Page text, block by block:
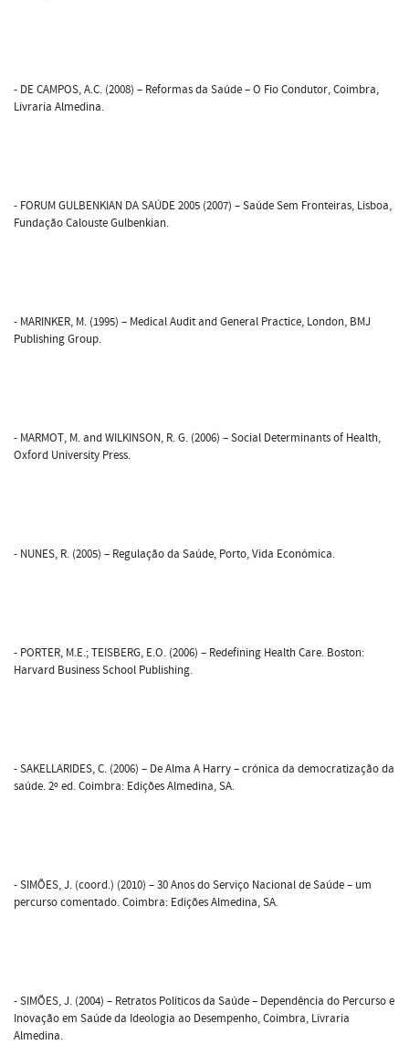
- DE CAMPOS, A.C. (2008) – Reformas da Saúde – O Fio Condutor, Coimbra,
Livraria Almedina.
- FORUM GULBENKIAN DA SAÚDE 2005 (2007) – Saúde Sem Fronteiras, Lisboa,
Fundação Calouste Gulbenkian.
- MARINKER, M. (1995) – Medical Audit and General Practice, London, BMJ
Publishing Group.
- MARMOT, M. and WILKINSON, R. G. (2006) – Social Determinants of Health,
Oxford University Press.
- NUNES, R. (2005) – Regulação da Saúde, Porto, Vida Económica.
- PORTER, M.E.; TEISBERG, E.O. (2006) – Redefining Health Care. Boston:
Harvard Business School Publishing.
- SAKELLARIDES, C. (2006) – De Alma A Harry – crónica da democratização da
saúde. 2º ed. Coimbra: Edições Almedina, SA.
- SIMÕES, J. (coord.) (2010) – 30 Anos do Serviço Nacional de Saúde – um
percurso comentado. Coimbra: Edições Almedina, SA.
- SIMÕES, J. (2004) – Retratos Políticos da Saúde – Dependência do Percurso e
Inovação em Saúde da Ideologia ao Desempenho, Coimbra, Livraria
Almedina.